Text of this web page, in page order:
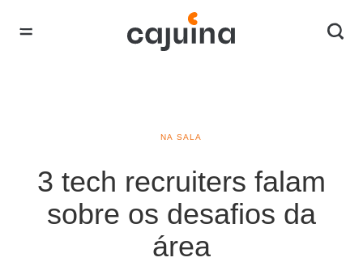
NA SALA
3 tech recruiters falam
sobre os desafios da
área